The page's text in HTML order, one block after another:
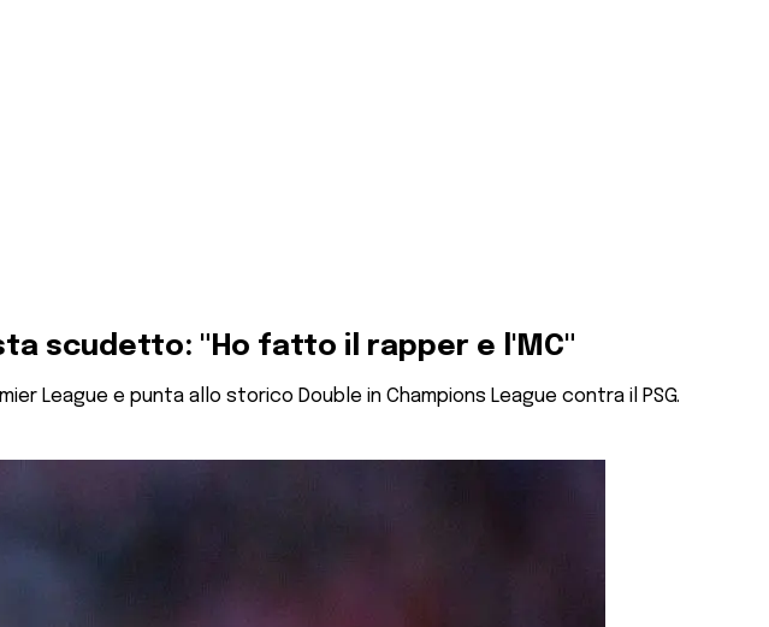
scudetto: "Ho fatto il rapper e l'MC"
League e punta allo storico Double in Champions League contra il PSG.